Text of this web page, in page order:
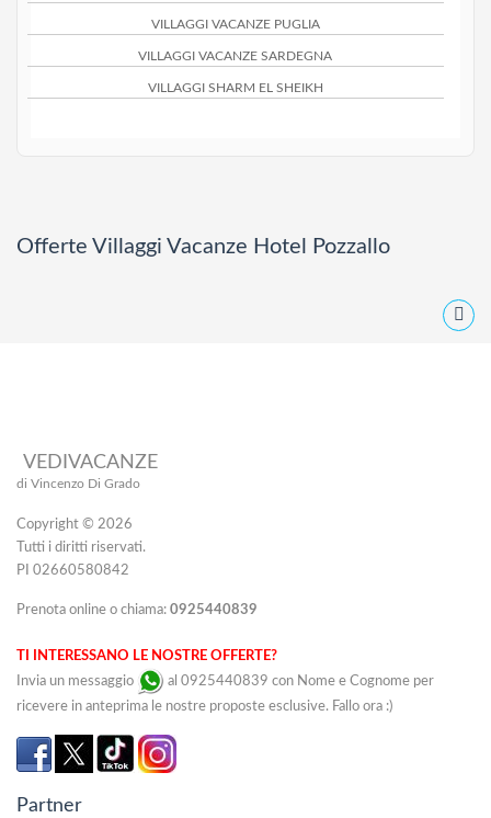
VILLAGGI VACANZE PUGLIA
VILLAGGI VACANZE SARDEGNA
VILLAGGI SHARM EL SHEIKH
Offerte Villaggi Vacanze Hotel Pozzallo
VEDIVACANZE
di Vincenzo Di Grado
Copyright © 2026
Tutti i diritti riservati.
PI 02660580842
Prenota online o chiama: 0925440839
TI INTERESSANO LE NOSTRE OFFERTE?
Invia un messaggio
al 0925440839 con Nome e Cognome per
ricevere in anteprima le nostre proposte esclusive. Fallo ora :)
Partner